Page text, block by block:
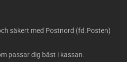
säkert med Postnord (fd.Posten)
passar dig bäst i kassan.